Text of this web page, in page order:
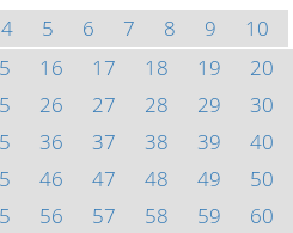
4 5 6 7 8 9
10
16 17 18 19
20
26 27 28 29
30
36 37 38 39
40
46 47 48 49
50
56 57 58 59
60